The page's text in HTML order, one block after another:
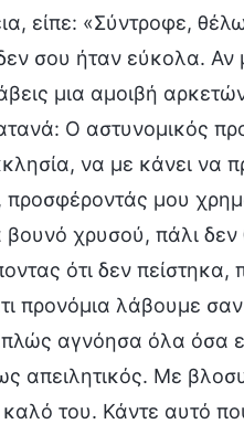
είπε: «Σύντροφε,
σου ήταν εύκολα. Αν
μια αμοιβή
Ο αστυνομικός
να με κάνει να
μου
χρυσού, πάλι
ότι δεν πείστηκα,
προνόμια λάβουμε
αγνόησα όλα όσα
απειλητικός. Με
του. Κάντε αυτό